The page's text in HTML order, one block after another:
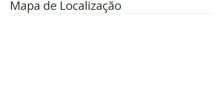
Mapa de Localização